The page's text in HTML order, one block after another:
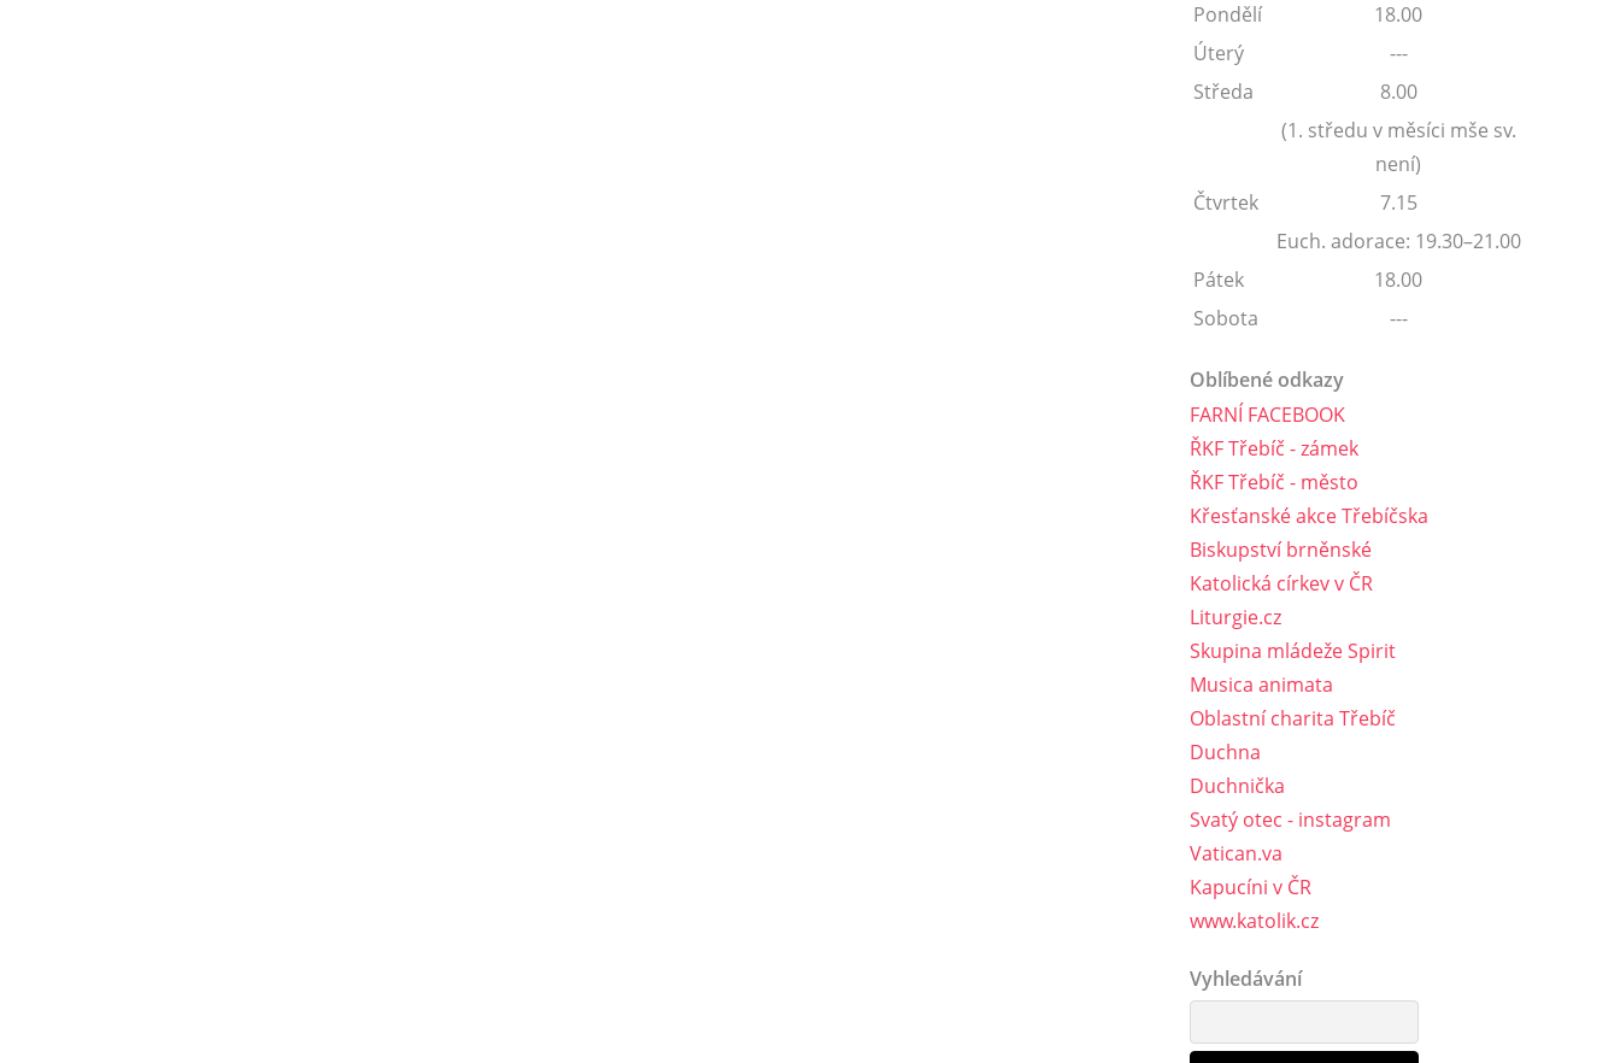
Pondělí
18.00
Úterý
---
Středa
8.00
(1. středu v měsíci mše sv.
není)
Čtvrtek
7.15
Euch. adorace: 19.30–21.00
Pátek
18.00
Sobota
---
Oblíbené odkazy
FARNÍ FACEBOOK
ŘKF Třebíč - zámek
ŘKF Třebíč - město
Křesťanské akce Třebíčska
Biskupství brněnské
Katolická církev v ČR
Liturgie.cz
Skupina mládeže Spirit
Musica animata
Oblastní charita Třebíč
Duchna
Duchnička
Svatý otec - instagram
Vatican.va
Kapucíni v ČR
www.katolik.cz
Vyhledávání